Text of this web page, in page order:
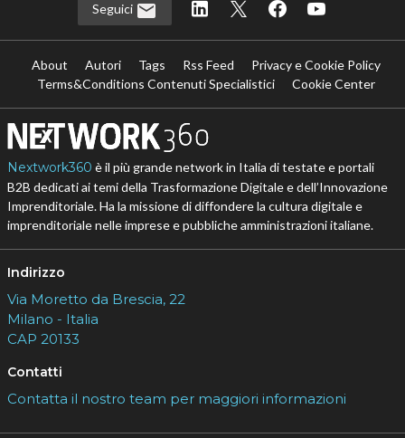
Seguici
About Autori Tags Rss Feed
Privacy e Cookie Policy
Terms&Conditions Contenuti Specialistici
Cookie Center
Nextwork360 è il più grande network in Italia di testate e portali
B2B dedicati ai temi della Trasformazione Digitale e dell’Innovazione
Imprenditoriale. Ha la missione di diffondere la cultura digitale e
imprenditoriale nelle imprese e pubbliche amministrazioni italiane.
Indirizzo
Via Moretto da Brescia, 22
Milano - Italia
CAP 20133
Contatti
Contatta il nostro team per maggiori informazioni